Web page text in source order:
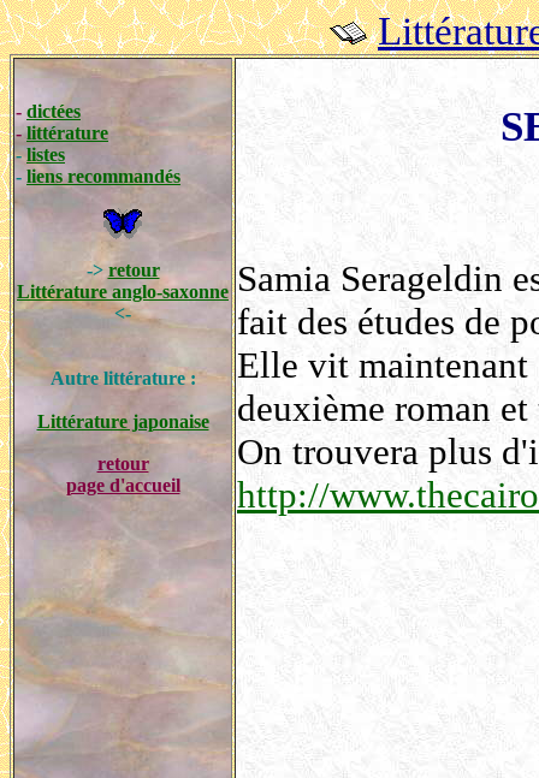
- dictées
- littérature
-listes
- liens recommandés
-> retour
Littérature anglo-saxonne
<-
Autre littérature :
Littérature japonaise
retour
page d'accueil
Samia Serageldin
fait des études de
Elle vit maintenant
deuxième roman
On trouvera plus
http://